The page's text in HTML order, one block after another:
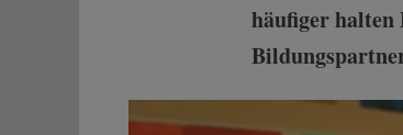
häufiger